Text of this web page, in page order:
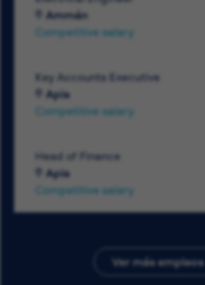
Ammán
Competitive salary
Key Accounts Executive
Apia
Competitive salary
Head of Finance
Apia
Competitive salary
Ver más empleos